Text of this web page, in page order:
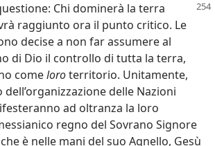
Chi dominerà la terra
raggiunto ora il punto critico. Le
decise a non far assumere al
di Dio il controllo di tutta la terra,
comeloroterritorio. Unitamente,
delle Nazioni
ad oltranza la loro
regno del Sovrano Signore
è nelle mani del suo Agnello, Gesù